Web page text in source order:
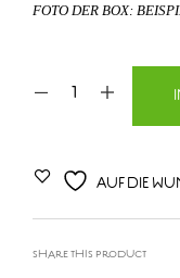
FOTO DER BOX:
AUF DIE
SHARE THIS PRODUCT